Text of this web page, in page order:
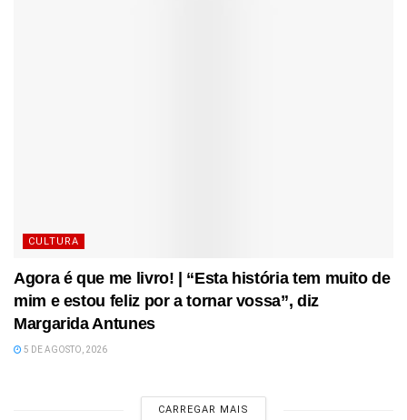
CULTURA
Agora é que me livro! | “Esta história tem muito de
mim e estou feliz por a tornar vossa”, diz
Margarida Antunes
5 DE AGOSTO, 2026
CARREGAR MAIS